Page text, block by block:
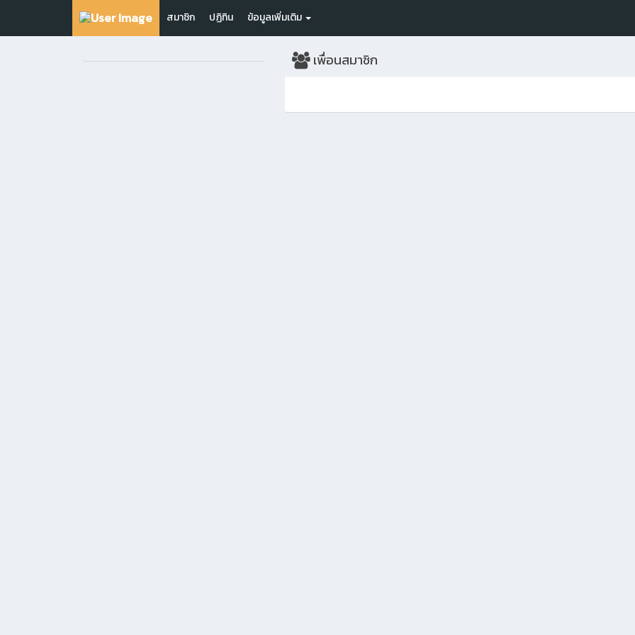
สมาชิก ปฏิทิน ข้อมูลเพิ่มเติม
เพื่อนสมาชิก